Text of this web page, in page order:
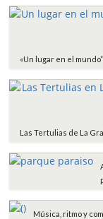
«Un lugar en el
Las Tertulias de La
Música, ritmo y